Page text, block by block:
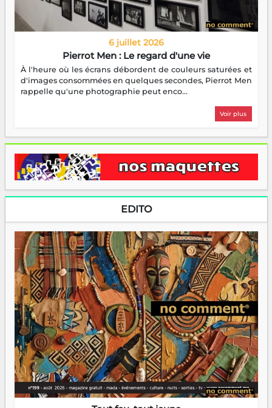
6 juillet 2026
Pierrot Men : Le regard d'une vie
À l'heure où les écrans débordent de couleurs saturées et
d'images consommées en quelques secondes, Pierrot Men
rappelle qu'une photographie peut enco...
Voir plus
EDITO